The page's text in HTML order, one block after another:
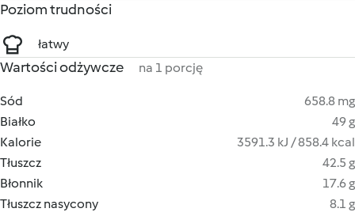
Poziom trudności
łatwy
Wartości odżywcze na 1 porcję
Sód
658.8 mg
Białko
49 g
Kalorie
3591.3 kJ / 858.4 kcal
Tłuszcz
42.5 g
Błonnik
17.6 g
Tłuszcz nasycony
8.1 g